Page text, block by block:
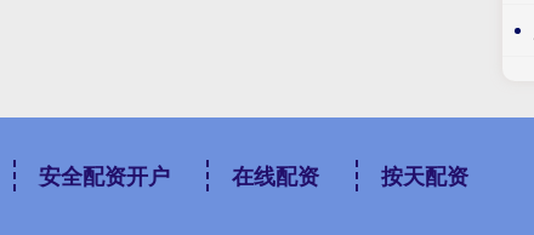
安全配资开户 在线配资 按天配资